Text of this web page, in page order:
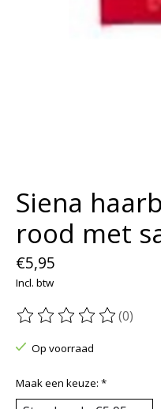
Siena
rood met
€5,95
Incl. btw
De beoordeling van dit
(0)
Op voorraad
Maak een keuze: *